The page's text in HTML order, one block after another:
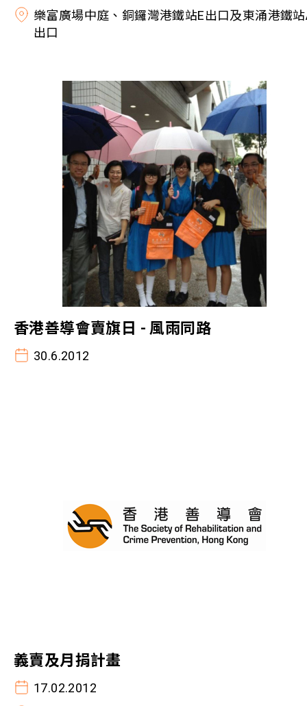
樂富廣場中庭、銅鑼灣港鐵站E出口及東涌港鐵
出口
香港善導會賣旗日 - 風雨同路
30.6.2012
義賣及月捐計畫
17.02.2012